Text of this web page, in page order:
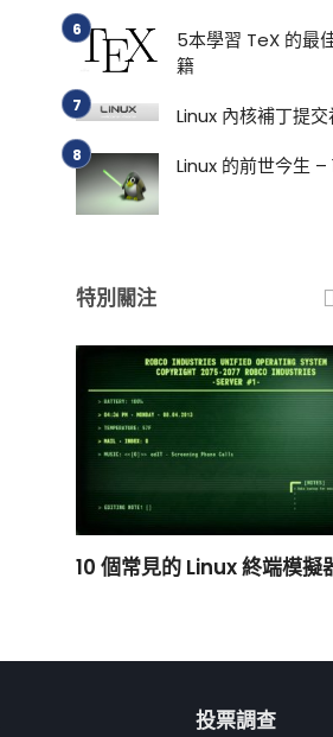
5本學習 TeX 的最
籍
Linux 內核補丁提
Linux 的前世今生 –
特別關注
10 個常見的 Linux 終端模擬
投票調查